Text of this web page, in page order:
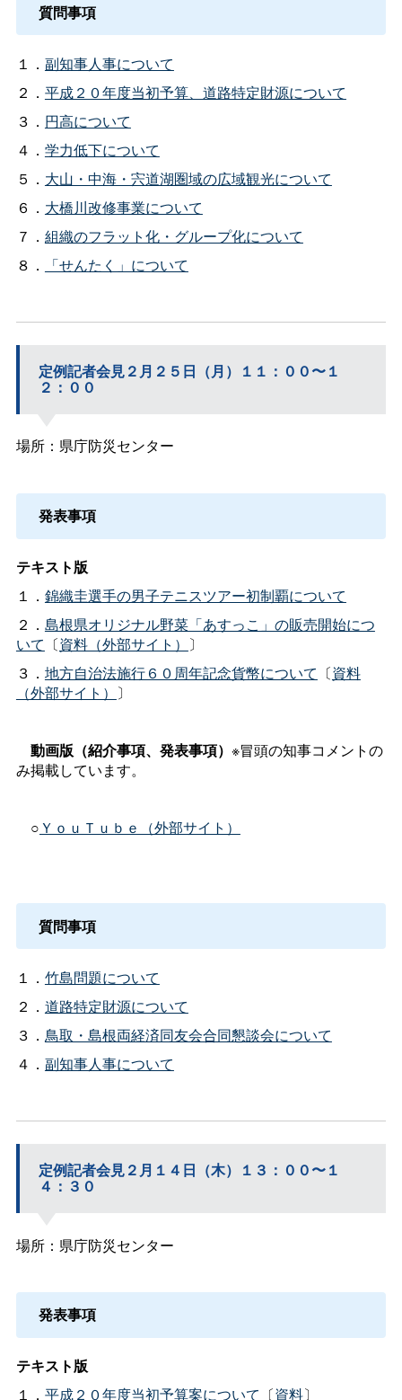
質問事項
１． 副知事人事について
２． 平成２０年度当初予算、道路特定財源について
３． 円高について
４． 学力低下について
５． 大山・中海・宍道湖圏域の広域観光について
６． 大橋川改修事業について
７． 組織のフラット化・グループ化について
８．
「せんたく」について
定例記者会見２月２５日（月）１１：００〜１
２：００
場所：県庁防災センター
発表事項
テキスト版
１． 錦織圭選手の男子テニスツアー初制覇について
２． 島根県オリジナル野菜「あすっこ」の販売開始につ
いて 〔資料（外部サイト） 〕
３． 地方自治法施行６０周年記念貨幣について 〔資料
（外部サイト） 〕
動画版（紹介事項、発表事項） ※冒頭の知事コメントの
み掲載しています。
○ＹｏｕＴｕｂｅ（外部サイト）
質問事項
１． 竹島問題について
２． 道路特定財源について
３． 鳥取・島根両経済同友会合同懇談会について
４． 副知事人事について
定例記者会見２月１４日（木）１３：００〜１
４：３０
場所：県庁防災センター
発表事項
テキスト版
１． 平成２０年度当初予算案について 〔資料〕